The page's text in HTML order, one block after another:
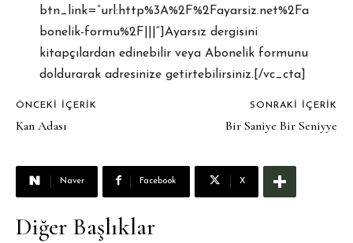
btn_link=”url:http%3A%2F%2Fayarsiz.net%2Fa
bonelik-formu%2F|||”]Ayarsız dergisini
kitapçılardan edinebilir veya Abonelik formunu
doldurarak adresinize getirtebilirsiniz.[/vc_cta]
ÖNCEKI İÇERIK
Kan Adası
SONRAKI İÇERIK
Bir Saniye Bir Seniyye
Naver Facebook X
Diğer Başlıklar